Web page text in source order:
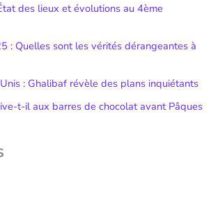
des lieux et évolutions au 4ème
: Quelles sont les vérités dérangeantes à
: Ghalibaf révèle des plans inquiétants
t-il aux barres de chocolat avant Pâques